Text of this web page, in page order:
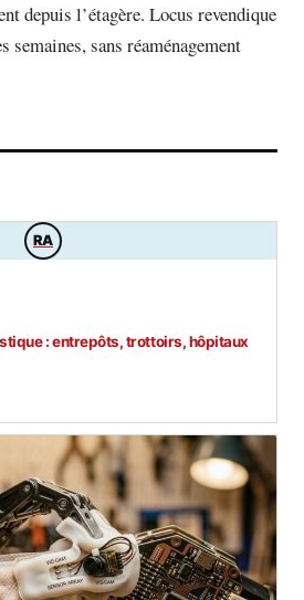
depuis l’étagère. Locus revendique
semaines, sans réaménagement
RA
: entrepôts, trottoirs, hôpitaux